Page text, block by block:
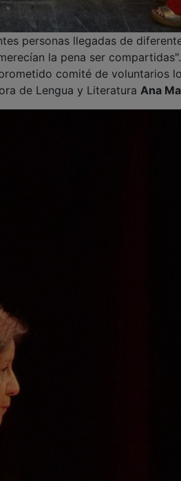
personas llegadas de
la pena ser
comité de voluntarios
de Lengua y Literatura Ana